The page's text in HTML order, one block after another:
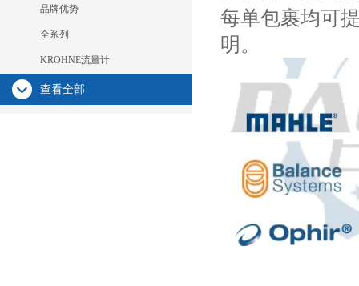
品牌优势
全系列
KROHNE流量计
查看全部
每单包裹均可
明。